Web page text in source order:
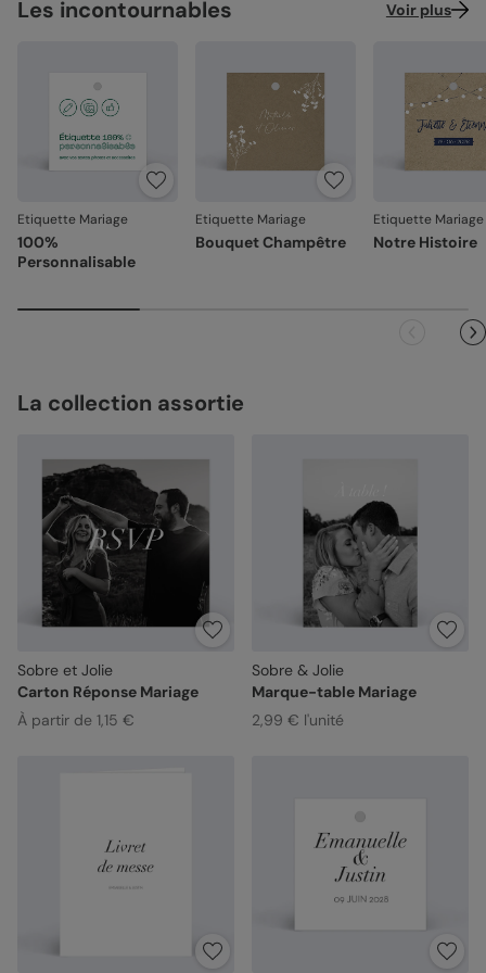
Les incontournables Voir plus
Etiquette Mariage
100%
Personnalisable
Etiquette Mariage
Bouquet Champêtre
Etiquette Mariage
Notre Histoire
La collection assortie
Sobre et Jolie
Carton Réponse Mariage
À partir de 1,15 €
Sobre & Jolie
Marque-table Mariage
2,99 € l'unité